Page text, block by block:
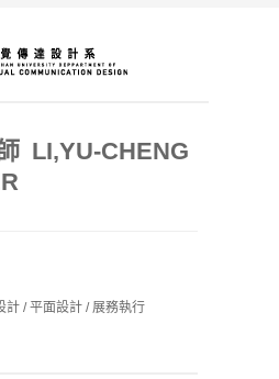
LI,YU-CHENG
計 / 平面設計 / 展務執行